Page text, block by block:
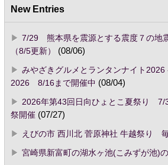
New Entries
7/29 熊本県を震源とする震度７の地
（8/5更新）
(08/06)
みやざきグルメとランタンナイト
2026 8/16まで開催中 (08/04)
2026年第43回日向ひょとこ夏祭り 7/
祭開催(07/27)
えびの市 西川北 菅原神社 牛越祭り
宮崎県新富町の湖水ヶ池(こみずが池)